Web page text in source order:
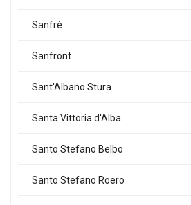
Sanfrè
Sanfront
Sant'Albano Stura
Santa Vittoria d'Alba
Santo Stefano Belbo
Santo Stefano Roero